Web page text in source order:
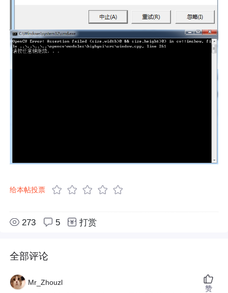
给本帖投票
273 5 打赏
全部评论
Mr_Zhouzl
赞